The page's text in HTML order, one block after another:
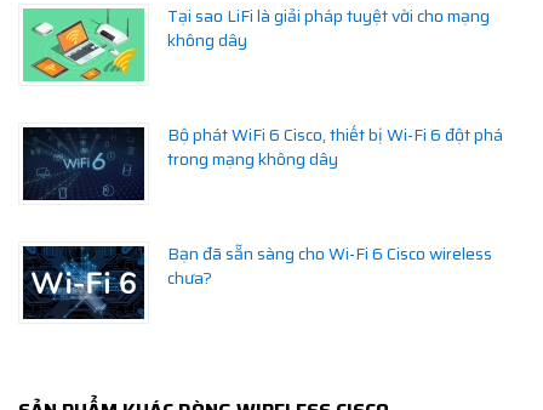
Tại sao LiFi là giải pháp tuyệt vời cho mạng
không dây
Bộ phát WiFi 6 Cisco, thiết bị Wi-Fi 6 đột phá
trong mạng không dây
Bạn đã sẵn sàng cho Wi-Fi 6 Cisco wireless
chưa?